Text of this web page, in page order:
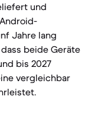
und
Jahre lang
beide Geräte
bis 2027
vergleichbar